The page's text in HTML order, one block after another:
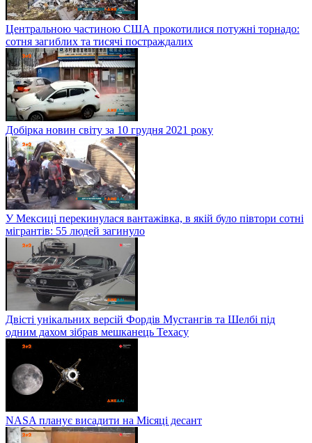
Центральною частиною США прокотилися потужні торнадо:
сотня загиблих та тисячі постраждалих
Добірка новин світу за 10 грудня 2021 року
У Мексиці перекинулася вантажівка, в якій було півтори сотні
мігрантів: 55 людей загинуло
Двісті унікальних версій Фордів Мустангів та Шелбі під
одним дахом зібрав мешканець Техасу
NASA планує висадити на Місяці десант